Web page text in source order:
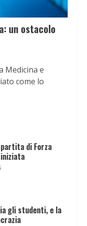
un ostacolo
Medicina e
come lo
di Forza
gli studenti, e la